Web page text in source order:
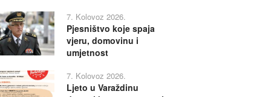
7. Kolovoz 2026.
Pjesništvo koje spaja
vjeru, domovinu i
umjetnost
7. Kolovoz 2026.
Ljeto u Varaždinu